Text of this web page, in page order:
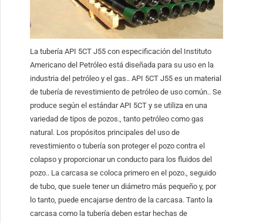
La tubería API 5CT J55 con especificación del Instituto
Americano del Petróleo está diseñada para su uso en la
industria del petróleo y el gas.. API 5CT J55 es un material
de tubería de revestimiento de petróleo de uso común.. Se
produce según el estándar API 5CT y se utiliza en una
variedad de tipos de pozos., tanto petróleo como gas
natural. Los propósitos principales del uso de
revestimiento o tubería son proteger el pozo contra el
colapso y proporcionar un conducto para los fluidos del
pozo.. La carcasa se coloca primero en el pozo., seguido
de tubo, que suele tener un diámetro más pequeño y, por
lo tanto, puede encajarse dentro de la carcasa. Tanto la
carcasa como la tubería deben estar hechas de